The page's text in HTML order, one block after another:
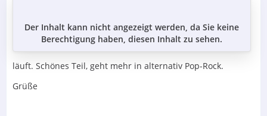
Der Inhalt kann nicht angezeigt werden, da Sie keine
Berechtigung haben, diesen Inhalt zu sehen.
läuft. Schönes Teil, geht mehr in alternativ Pop-Rock.
Grüße